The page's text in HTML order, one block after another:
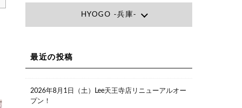
Lee大阪店
大阪府大阪市北区小松原町1-27梅田エ
大阪府大阪市都島区東野田町２丁目９
HYOGO -兵庫-
ライフワーク1F
最近の投稿
2026年8月1日（土）Lee天王寺店リニューアルオー
プン！